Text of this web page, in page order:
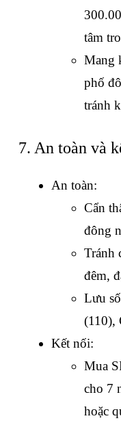
tâm
Mang
phố
tránh
7. An toàn và
An toàn:
Cẩn
đông
Tránh
đêm,
Lưu
(110),
Kết nối:
Mua
cho 7
hoặc